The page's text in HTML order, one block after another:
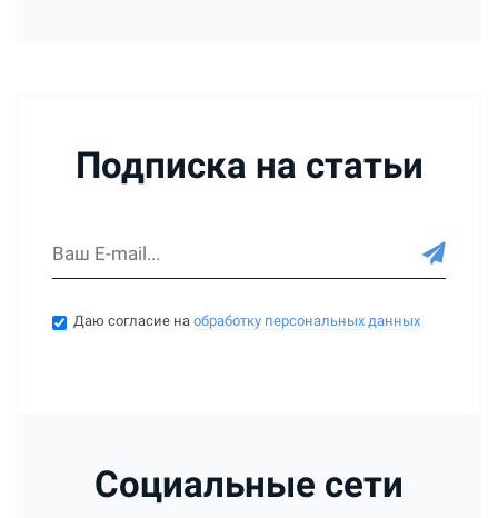
Подписка на статьи
Даю согласие наобработку персональных данных
Социальные сети